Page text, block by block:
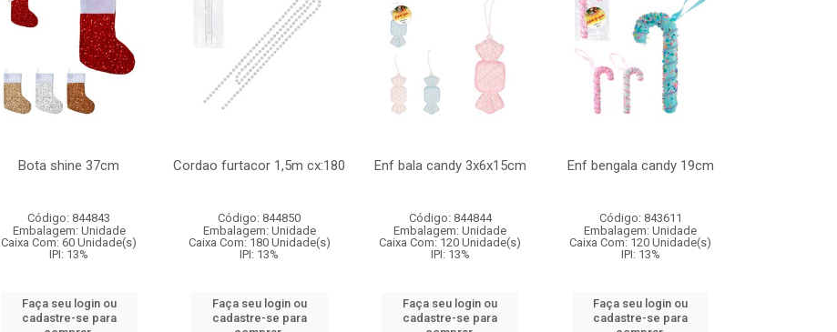
Bota shine 37cm
Código: 844843
Embalagem: Unidade
Caixa Com: 60 Unidade(s)
IPI: 13%
Faça seu login ou
cadastre-se para
Cordao furtacor 1,5m cx:180
Código: 844850
Embalagem: Unidade
Caixa Com: 180 Unidade(s)
IPI: 13%
Faça seu login ou
cadastre-se para
Enf bala candy 3x6x15cm
Código: 844844
Embalagem: Unidade
Caixa Com: 120 Unidade(s)
IPI: 13%
Faça seu login ou
cadastre-se para
Enf bengala candy 19cm
Código: 843611
Embalagem: Unidade
Caixa Com: 120 Unidade(s)
IPI: 13%
Faça seu login ou
cadastre-se para